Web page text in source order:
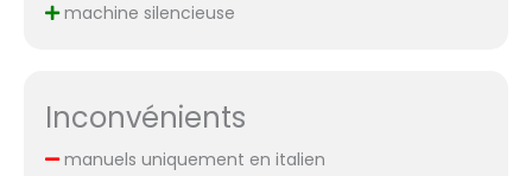
machine silencieuse
Inconvénients
manuels uniquement en italien